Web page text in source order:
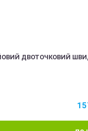
ДВОТОЧКОВИЙ